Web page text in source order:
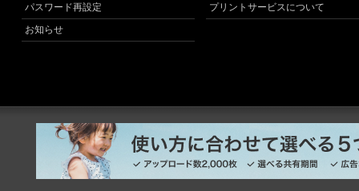
パスワード再設定
お知らせ
プリントサービスについて